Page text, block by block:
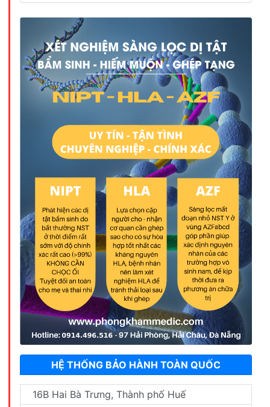
HỆ THỐNG BẢO HÀNH TOÀN QUỐC
16B Hai Bà Trưng, Thành phố Huế